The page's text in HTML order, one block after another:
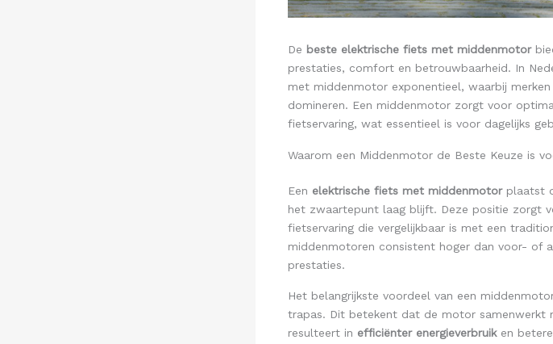
De beste elektrische fiets met middenmotor
prestaties, comfort en betrouwbaarheid. In
met middenmotor exponentieel, waarbij merken
domineren. Een middenmotor zorgt voor
fietservaring, wat essentieel is voor dagelijks
Waarom een Middenmotor de Beste Keuze is
Een elektrische fiets met middenmotorplaatst
het zwaartepunt laag blijft. Deze positie zorgt
fietservaring die vergelijkbaar is met een
middenmotoren consistent hoger dan voor- of
prestaties.
Het belangrijkste voordeel van een
trapas. Dit betekent dat de motor samenwerkt
resulteert in efficiënter energieverbruiken betere